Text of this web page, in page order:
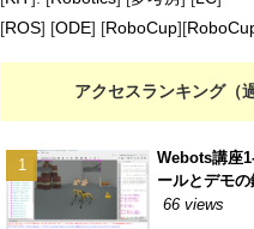
[ROS] [ODE] [RoboCup][
アクセスランキング（
Webots講座
ールとデモの
66 views